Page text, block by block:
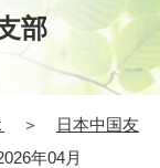
部
＞
日本中国友
年04月